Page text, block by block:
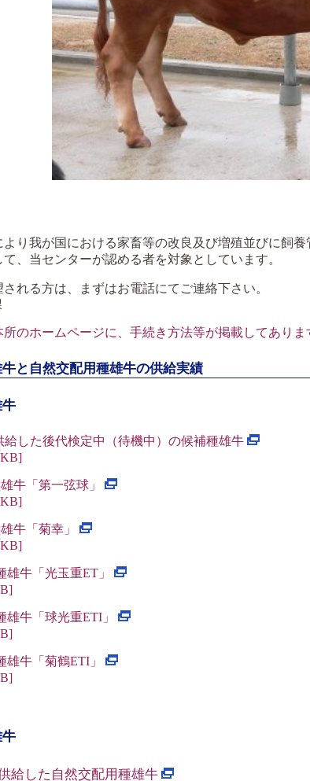
り我が国における家畜等の改良及び増殖並びに飼養
、当センターが認める者を対象としています。
れる方は、まずはお電話にてご連絡下さい。
所のホームページに、手続き方法等が掲載してあり
と自然交配用種雄牛の供給実績
給した後代検定中（待機中）の候補種雄牛
牛「第一弦球」
牛「菊幸」
雄牛「光玉重ET 」
雄牛「球光重ETI 」
雄牛「菊鶴ETI 」
牛
給した自然交配用種雄牛